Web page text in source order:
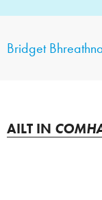
Bridget
AILT IN